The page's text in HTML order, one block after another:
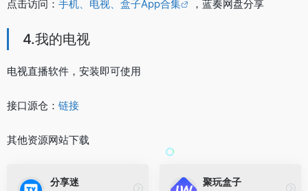
点击访问： 手机、电视、盒子App合集 ，蓝奏网盘分享
4.我的电视
电视直播软件，安装即可使用
接口源仓： 链接
其他资源网站下载
分享迷 聚玩盒子